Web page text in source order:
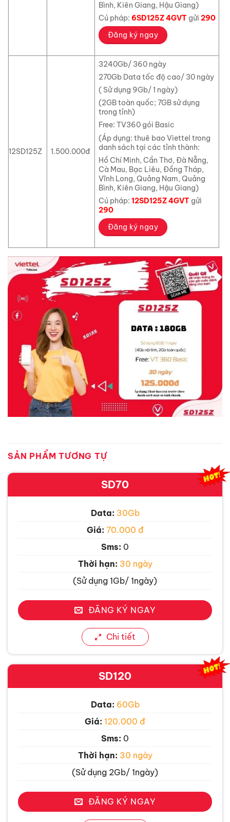
Bình, Kiên Giang, Hậu Giang)
Cú pháp: 6SD125Z 4GVT gửi290
Đăng ký ngay
12SD125Z 1.500.000đ
3240Gb/ 360 ngày
270Gb Data tốc độ cao/ 30 ngày
( Sử dụng 9Gb/ 1 ngày)
(2GB toàn quốc; 7GB sử dụng
trong tỉnh)
Free: TV360 gói Basic
(Áp dụng: thuê bao Viettel trong
danh sách tại các tỉnh thành:
Hồ Chí Minh, Cần Thơ, Đà Nẵng,
Cà Mau, Bạc Liêu, Đồng Tháp,
Vĩnh Long, Quảng Nam, Quảng
Bình, Kiên Giang, Hậu Giang)
Cú pháp: 12SD125Z 4GVT gửi
290
Đăng ký ngay
SẢN PHẨM TƯƠNG TỰ
SD70
Data: 30Gb
Giá: 70.000 đ
Sms: 0
Thời hạn: 30 ngày
(Sử dụng 1Gb/ 1ngày)
ĐĂNG KÝ NGAY
Chi tiết
SD120
Data: 60Gb
Giá: 120.000 đ
Sms: 0
Thời hạn: 30 ngày
(Sử dụng 2Gb/ 1ngày)
ĐĂNG KÝ NGAY